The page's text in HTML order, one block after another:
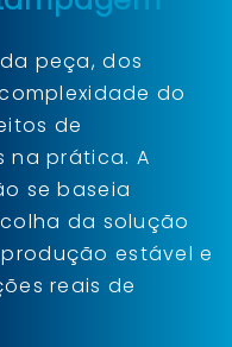
peça, dos
do
de
na prática. A
se baseia
da solução
estável e
reais de